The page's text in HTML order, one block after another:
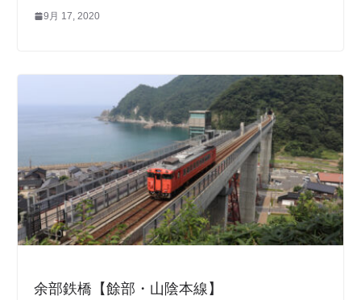
9月 17, 2020
余部鉄橋【餘部・山陰本線】